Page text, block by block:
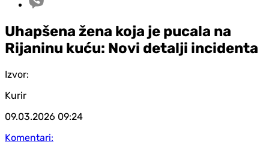
Uhapšena žena koja je pucala na
Rijaninu kuću: Novi detalji incidenta
Izvor:
Kurir
09.03.2026 09:24
Komentari: